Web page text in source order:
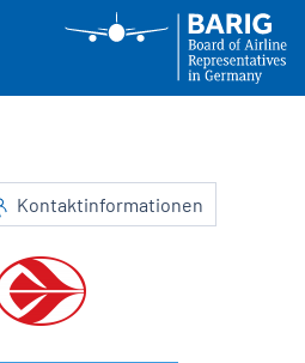
Kontaktinformationen